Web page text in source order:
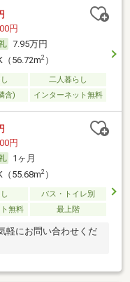
円
7.95万円
（56.72m2）
二人暮らし
含) インターネット無料
円
1ヶ月
（55.68m2）
バス・トイレ別
無料 最上階
軽にお問い合わせくだ